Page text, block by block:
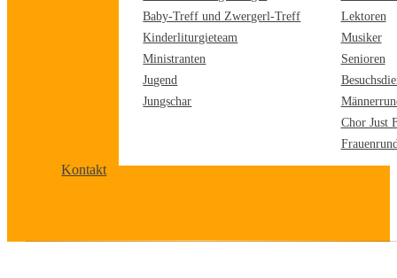
Baby-Treff und Zwergerl-Treff
Kinderliturgieteam
Ministranten
Jugend
Jungschar
Lektoren
Musiker
Senioren
Chor Just
Kontakt